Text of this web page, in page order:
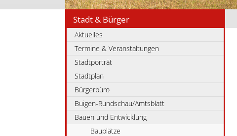
Stadt & Bürger
Aktuelles
Termine & Veranstaltungen
Stadtporträt
Stadtplan
Bürgerbüro
Buigen-Rundschau/Amtsblatt
Bauen und Entwicklung
Bauplätze